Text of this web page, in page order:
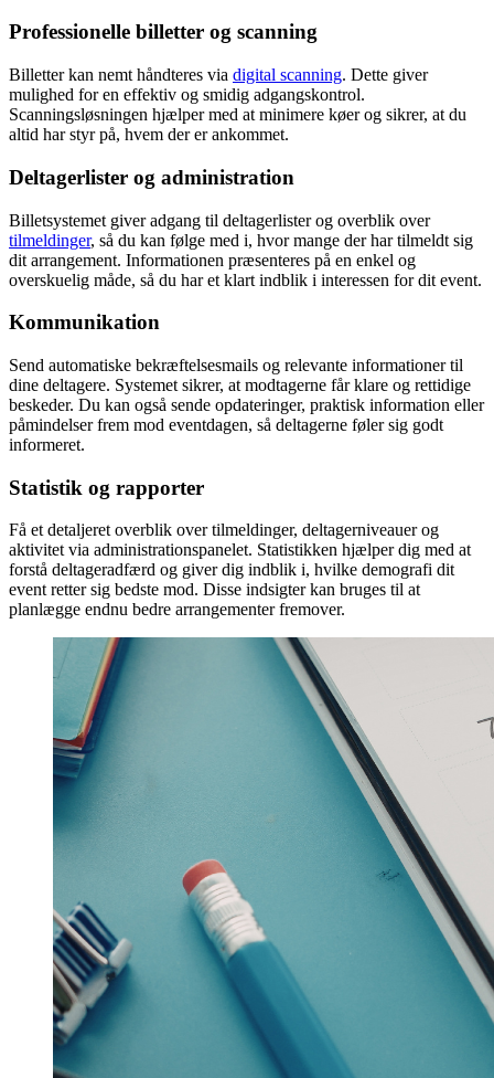
Professionelle billetter og scanning
Billetter kan nemt håndteres via digital scanning. Dette giver
mulighed for en effektiv og smidig adgangskontrol.
Scanningsløsningen hjælper med at minimere køer og sikrer, at du
altid har styr på, hvem der er ankommet.
Deltagerlister og administration
Billetsystemet giver adgang til deltagerlister og overblik over
tilmeldinger, så du kan følge med i, hvor mange der har tilmeldt sig
dit arrangement. Informationen præsenteres på en enkel og
overskuelig måde, så du har et klart indblik i interessen for dit event.
Kommunikation
Send automatiske bekræftelsesmails og relevante informationer til
dine deltagere. Systemet sikrer, at modtagerne får klare og rettidige
beskeder. Du kan også sende opdateringer, praktisk information eller
påmindelser frem mod eventdagen, så deltagerne føler sig godt
informeret.
Statistik og rapporter
Få et detaljeret overblik over tilmeldinger, deltagerniveauer og
aktivitet via administrationspanelet. Statistikken hjælper dig med at
forstå deltageradfærd og giver dig indblik i, hvilke demografi dit
event retter sig bedste mod. Disse indsigter kan bruges til at
planlægge endnu bedre arrangementer fremover.